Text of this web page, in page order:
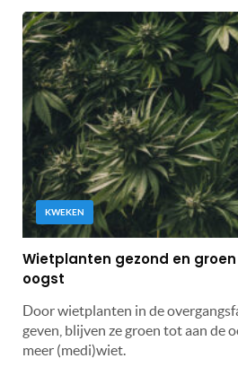
KWEKEN
Wietplanten gezond en
oogst
Door wietplanten in de
geven, blijven ze groen tot aan de
meer (medi)wiet.